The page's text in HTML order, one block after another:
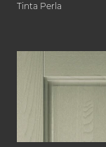
Tinta Perla